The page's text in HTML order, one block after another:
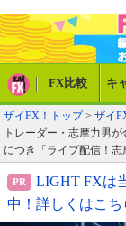
FX比較 キ
ザイFX！トップ> ザイ
トレーダー・志摩力男
につき「ライブ配信！志
LIGHT FXは
中！詳しくはこち